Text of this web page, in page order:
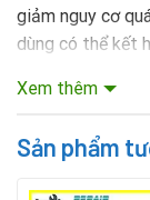
giảm nguy cơ
dùng có thể kết
Mục lục nội
Xem thêm
Sản phẩm